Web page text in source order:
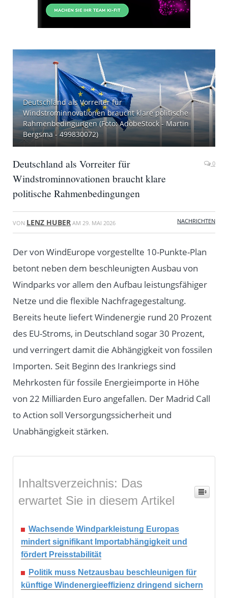
Deutschland als Vorreiter für
Windstrominnovationen braucht klare politische
Rahmenbedingungen (Foto: AdobeStock - Martin
Bergsma - 499830072)
Deutschland als Vorreiter für
Windstrominnovationen braucht klare
politische Rahmenbedingungen
0
VON LENZ HUBER AM 29. MAI 2026 NACHRICHTEN
Der von WindEurope vorgestellte 10-Punkte-Plan
betont neben dem beschleunigten Ausbau von
Windparks vor allem den Aufbau leistungsfähiger
Netze und die flexible Nachfragegestaltung.
Bereits heute liefert Windenergie rund 20 Prozent
des EU-Stroms, in Deutschland sogar 30 Prozent,
und verringert damit die Abhängigkeit von fossilen
Importen. Seit Beginn des Irankriegs sind
Mehrkosten für fossile Energieimporte in Höhe
von 22 Milliarden Euro angefallen. Der Madrid Call
to Action soll Versorgungssicherheit und
Unabhängigkeit stärken.
Inhaltsverzeichnis: Das
erwartet Sie in diesem Artikel
Wachsende Windparkleistung Europas
mindert signifikant Importabhängigkeit und
fördert Preisstabilität
Politik muss Netzausbau beschleunigen für
künftige Windenergieeffizienz dringend sichern